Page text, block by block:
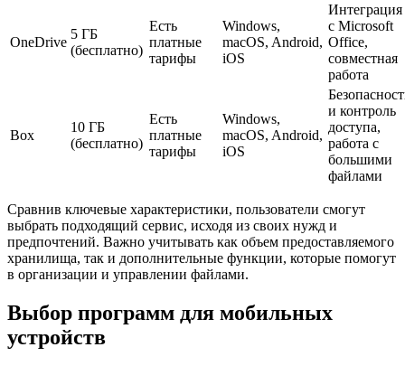
OneDrive
5 ГБ
(бесплатно)
Есть
платные
тарифы
Windows,
macOS, Android,
iOS
Интеграция
с Microsoft
Office,
совместная
работа
Box
10 ГБ
(бесплатно)
Есть
платные
тарифы
Windows,
macOS, Android,
iOS
и контроль
доступа,
работа с
большими
файлами
Сравнив ключевые характеристики, пользователи смогут
выбрать подходящий сервис, исходя из своих нужд и
предпочтений. Важно учитывать как объем предоставляемого
хранилища, так и дополнительные функции, которые помогут
в организации и управлении файлами.
Выбор программ для мобильных
устройств